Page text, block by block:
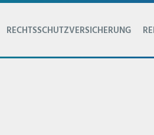
RECHTSSCHUTZVERSICHERUNG